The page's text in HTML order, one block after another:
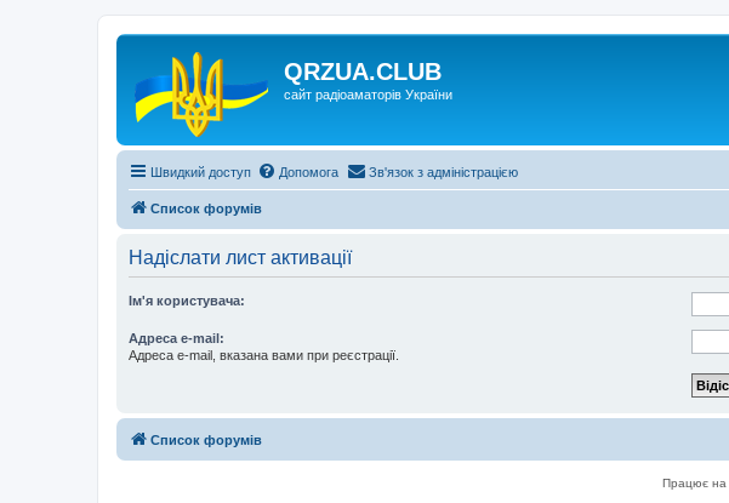
QRZUA.CLUB
сайт радіоаматорів України
Швидкий доступ Допомога Зв'язок з адміністрацією
Список форумів
Надіслати лист активації
Ім'я користувача:
Адреса e-mail:
Адреса e-mail, вказана вами при реєстрації.
Список форумів
Працює на